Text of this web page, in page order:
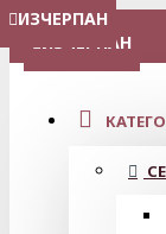
МЕНЮ
ИЗЧЕРПАН
ИЗЧЕРПАН
ИЗЧЕРПАН
ИЗЧЕРПАН
ИЗЧЕРПАН